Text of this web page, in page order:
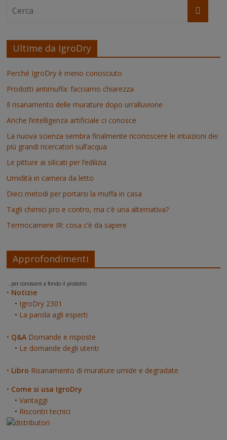
Ultime da IgroDry
Perché IgroDry è meno conosciuto
Prodotti antimuffa: facciamo chiarezza
Il risanamento delle murature dopo un’alluvione
Anche l’intelligenza artificiale ci conosce
La nuova scienza sembra finalmente riconoscere le intuizioni dei
più grandi ricercatori sull’acqua
Le pitture ai silicati per l’edilizia
Umidità in camera da letto
Dieci metodi per portarsi la muffa in casa
Tagli chimici pro e contro, ma c’è una alternativa?
Termocamere IR: cosa c’è da sapere
Approfondimenti
...per conoscere a fondo il prodotto
• Notizie
• IgroDry 2301
• La parola agli esperti
• Q&A Domande e risposte
• Le domande degli utenti
• Libro Risanamento di murature umide e degradate
• Come si usa IgroDry
•Vantaggi
• Riscontri tecnici